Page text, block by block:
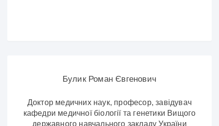
Булик Роман Євгенович
Доктор медичних наук, професор, завідувач
кафедри медичної біології та генетики Вищого
державного навчального закладу України